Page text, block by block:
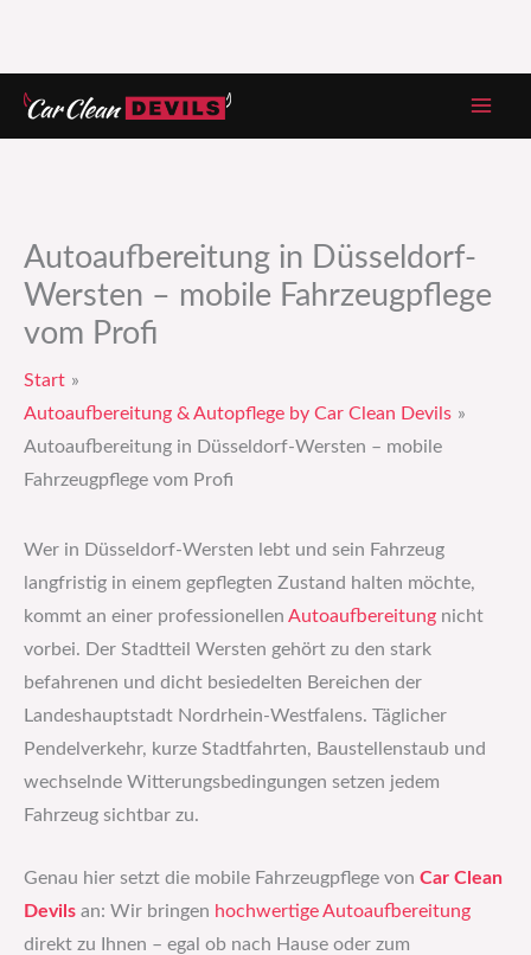
Zum
Inhalt
Autoaufbereitung in Düsseldorf-
Wersten – mobile Fahrzeugpflege
vom Profi
Start
Autoaufbereitung & Autopflege by Car Clean Devils
Autoaufbereitung in Düsseldorf-Wersten – mobile
Fahrzeugpflege vom Profi
Wer in Düsseldorf-Wersten lebt und sein Fahrzeug
langfristig in einem gepflegten Zustand halten möchte,
kommt an einer professionellen Autoaufbereitung nicht
vorbei. Der Stadtteil Wersten gehört zu den stark
befahrenen und dicht besiedelten Bereichen der
Landeshauptstadt Nordrhein-Westfalens. Täglicher
Pendelverkehr, kurze Stadtfahrten, Baustellenstaub und
wechselnde Witterungsbedingungen setzen jedem
Fahrzeug sichtbar zu.
Genau hier setzt die mobile Fahrzeugpflege von Car Clean
Devils an: Wir bringen hochwertige Autoaufbereitung
direkt zu Ihnen – egal ob nach Hause oder zum